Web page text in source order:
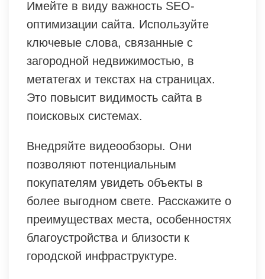
Имейте в виду важность SEO-
оптимизации сайта. Используйте
ключевые слова, связанные с
загородной недвижимостью, в
метатегах и текстах на страницах.
Это повысит видимость сайта в
поисковых системах.
Внедряйте видеообзоры. Они
позволяют потенциальным
покупателям увидеть объекты в
более выгодном свете. Расскажите о
преимуществах места, особенностях
благоустройства и близости к
городской инфраструктуре.